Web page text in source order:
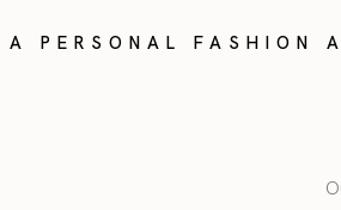
A PERSONAL FASHION